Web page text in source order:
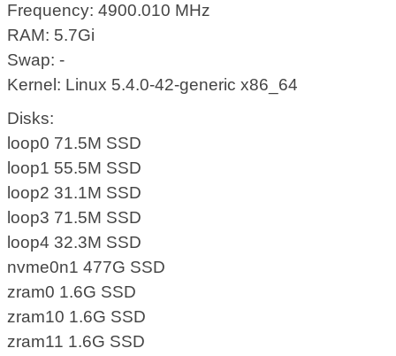
Frequency: 4900.010 MHz
RAM: 5.7Gi
Swap: -
Kernel: Linux 5.4.0-42-generic x86_64
Disks:
loop0 71.5M SSD
loop1 55.5M SSD
loop2 31.1M SSD
loop3 71.5M SSD
loop4 32.3M SSD
nvme0n1 477G SSD
zram0 1.6G SSD
zram10 1.6G SSD
zram11 1.6G SSD